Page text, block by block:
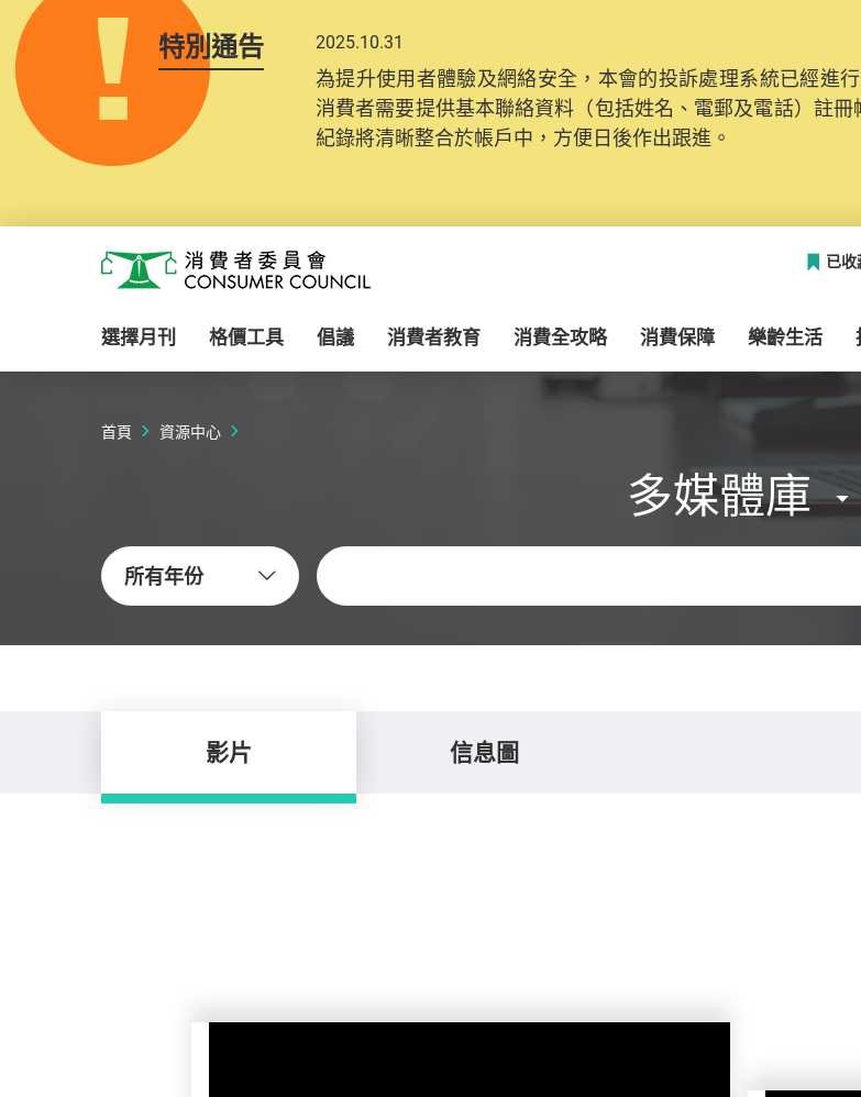
特別通告 2025.10.31
為提升使用者體驗及網絡安全，本會的投訴處理系統已經進
消費者需要提供基本聯絡資料（包括姓名、電郵及電話）註
紀錄將清晰整合於帳戶中，方便日後作出跟進。
消費者委員會
已收
選擇月刊 格價工具 倡議 消費者教育 消費全攻略 消費保障 樂齡生活
首頁 資源中心
多媒體庫
所有年份
關鍵字
影片 信息圖